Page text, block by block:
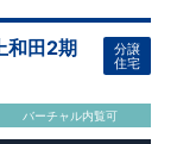
視線が気になら
ーブや扇風機な
スとしても ​ 使
コニーは​雨が
応できる！
和田2期
分譲
住宅
バーチャル内覧可